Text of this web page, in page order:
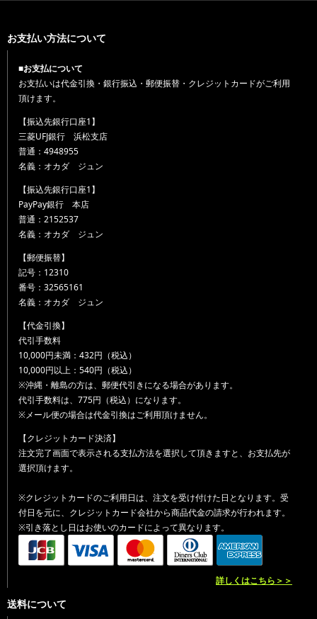
お支払い方法について
■お支払について
お支払いは代金引換・銀行振込・郵便振替・クレジットカードがご利用
頂けます。
【振込先銀行口座1】
三菱UFJ銀行 浜松支店
普通：4948955
名義：オカダ ジュン
【振込先銀行口座1】
PayPay銀行 本店
普通：2152537
名義：オカダ ジュン
【郵便振替】
記号：12310
番号：32565161
名義：オカダ ジュン
【代金引換】
代引手数料
10,000円未満：432円（税込）
10,000円以上：540円（税込）
※沖縄・離島の方は、郵便代引きになる場合があります。
代引手数料は、775円（税込）になります。
※メール便の場合は代金引換はご利用頂けません。
【クレジットカード決済】
注文完了画面で表示される支払方法を選択して頂きますと、お支払先が
選択頂けます。
※クレジットカードのご利用日は、注文を受け付けた日となります。受
付日を元に、クレジットカード会社から商品代金の請求が行われます。
※引き落とし日はお使いのカードによって異なります。
詳しくはこちら＞＞
送料について